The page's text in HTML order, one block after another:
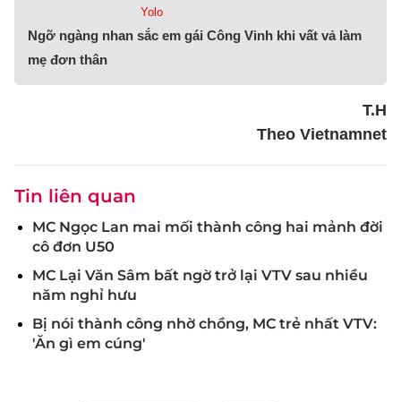
Yolo
Ngỡ ngàng nhan sắc em gái Công Vinh khi vất vả làm
mẹ đơn thân
T.H
Theo Vietnamnet
Tin liên quan
MC Ngọc Lan mai mối thành công hai mảnh đời
cô đơn U50
MC Lại Văn Sâm bất ngờ trở lại VTV sau nhiều
năm nghỉ hưu
Bị nói thành công nhờ chồng, MC trẻ nhất VTV:
'Ăn gì em cúng'